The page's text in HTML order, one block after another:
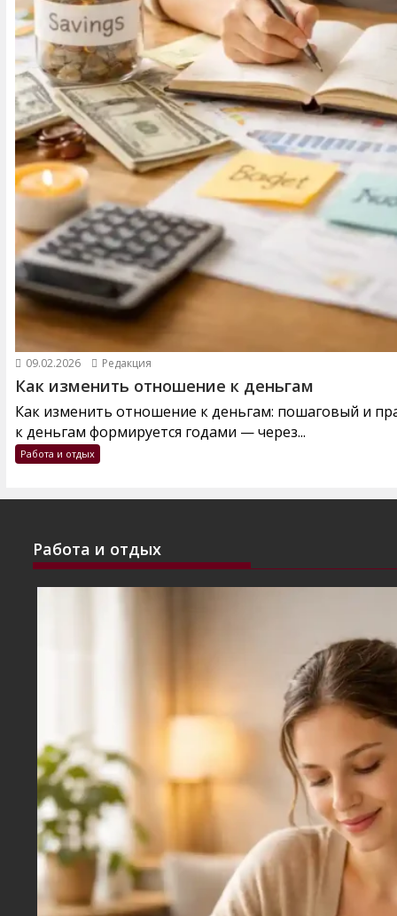
09.02.2026 Редакция
Как изменить отношение к деньгам
Как изменить отношение к деньгам: пошаговый и
к деньгам формируется годами — через...
Работа и отдых
Работа и отдых